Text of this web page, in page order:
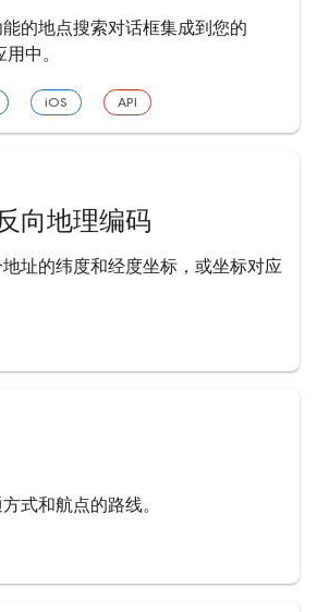
的地点搜索对话框集成到您的
中。
iOS API
向地理编码
址的纬度和经度坐标，或坐标对应
式和航点的路线。